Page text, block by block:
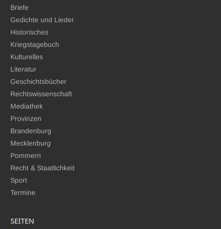
Briefe
Gedichte und Lieder
Historisches
Kriegstagebuch
Kulturelles
Literatur
Geschichtsbücher
Rechtswissenschaft
Mediathek
Provinzen
Brandenburg
Mecklenburg
Pommern
Recht & Staatlichkeit
Sport
Termine
SEITEN